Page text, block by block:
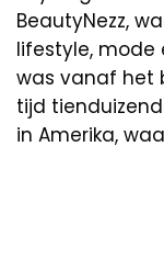
BeautyNezz,
lifestyle, mode
was vanaf het
tijd
in Amerika,